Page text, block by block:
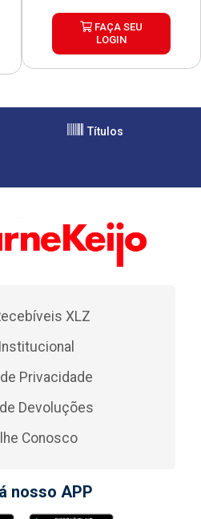
FAÇA SEU
LOGIN
Títulos
XLZ
Privacidade
Devoluções
Conosco
nosso APP